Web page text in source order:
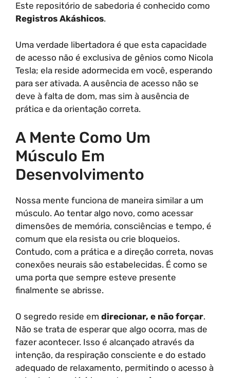
Este repositório de sabedoria é conhecido como
Registros Akáshicos.
Uma verdade libertadora é que esta capacidade
de acesso não é exclusiva de gênios como Nicola
Tesla; ela reside adormecida em você, esperando
para ser ativada. A ausência de acesso não se
deve à falta de dom, mas sim à ausência de
prática e da orientação correta.
A Mente Como Um
Músculo Em
Desenvolvimento
Nossa mente funciona de maneira similar a um
músculo. Ao tentar algo novo, como acessar
dimensões de memória, consciências e tempo, é
comum que ela resista ou crie bloqueios.
Contudo, com a prática e a direção correta, novas
conexões neurais são estabelecidas. É como se
uma porta que sempre esteve presente
finalmente se abrisse.
O segredo reside em direcionar, e não forçar.
Não se trata de esperar que algo ocorra, mas de
fazer acontecer. Isso é alcançado através da
intenção, da respiração consciente e do estado
adequado de relaxamento, permitindo o acesso à